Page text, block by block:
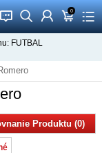
󰂨 󰃳 0
󰃦 󰃖
FUTBAL
Produktu (0)